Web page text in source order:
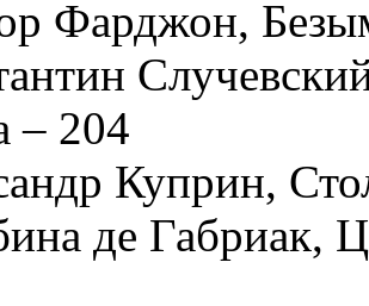
Фарджон,
– 204
Куприн,
де Габриак,